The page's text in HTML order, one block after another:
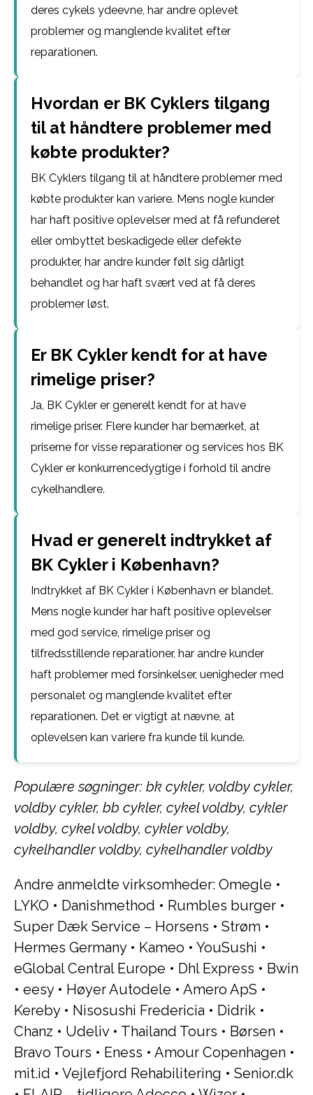
deres cykels ydeevne, har andre oplevet
problemer og manglende kvalitet efter
reparationen.
Hvordan er BK Cyklers tilgang
til at håndtere problemer med
købte produkter?
BK Cyklers tilgang til at håndtere problemer med
købte produkter kan variere. Mens nogle kunder
har haft positive oplevelser med at få refunderet
eller ombyttet beskadigede eller defekte
produkter, har andre kunder følt sig dårligt
behandlet og har haft svært ved at få deres
problemer løst.
Er BK Cykler kendt for at have
rimelige priser?
Ja, BK Cykler er generelt kendt for at have
rimelige priser. Flere kunder har bemærket, at
priserne for visse reparationer og services hos BK
Cykler er konkurrencedygtige i forhold til andre
cykelhandlere.
Hvad er generelt indtrykket af
BK Cykler i København?
Indtrykket af BK Cykler i København er blandet.
Mens nogle kunder har haft positive oplevelser
med god service, rimelige priser og
tilfredsstillende reparationer, har andre kunder
haft problemer med forsinkelser, uenigheder med
personalet og manglende kvalitet efter
reparationen. Det er vigtigt at nævne, at
oplevelsen kan variere fra kunde til kunde.
Populære søgninger: bk cykler, voldby cykler,
voldby cykler, bb cykler, cykel voldby, cykler
voldby, cykel voldby, cykler voldby,
cykelhandler voldby, cykelhandler voldby
Andre anmeldte virksomheder: Omegle •
LYKO • Danishmethod • Rumbles burger •
Super Dæk Service – Horsens • Strøm •
Hermes Germany • Kameo • YouSushi •
eGlobal Central Europe • Dhl Express • Bwin
• eesy• Høyer Autodele • Amero ApS •
Kereby• Nisosushi Fredericia • Didrik •
Chanz • Udeliv• Thailand Tours • Børsen •
Bravo Tours • Eness • Amour Copenhagen •
mit.id • Vejlefjord Rehabilitering • Senior.dk